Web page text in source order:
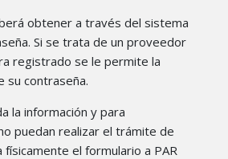
obtener a través del sistema
Si se trata de un proveedor
registrado se le permite la
su contraseña.
la información y para
puedan realizar el trámite de
el formulario a PAR